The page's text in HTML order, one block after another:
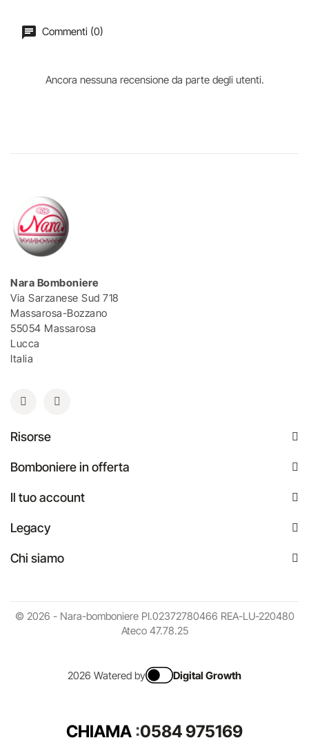
Commenti (0)
Ancora nessuna recensione da parte degli utenti.
Nara Bomboniere
Via Sarzanese Sud 718
Massarosa-Bozzano
55054 Massarosa
Lucca
Italia
Risorse
Bomboniere in offerta
Il tuo account
Legacy
Chi siamo
© 2026 - Nara-bomboniere PI.02372780466 REA-LU-220480
Ateco 47.78.25
2026 Watered by Digital Growth
CHIAMA :0584 975169